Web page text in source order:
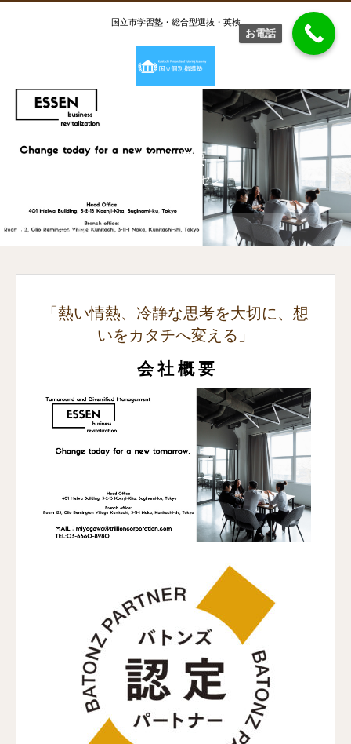
国立市学習塾・総合型選抜・英検
会社概要
株式会社エッセン
会社概要
「熱い情熱、冷静な思考を大切に、想
いをカタチへ変える」
会 社 概 要
お電話